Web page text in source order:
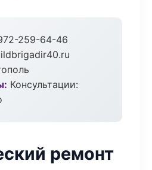
259-64-46
Консультации:
ремонт